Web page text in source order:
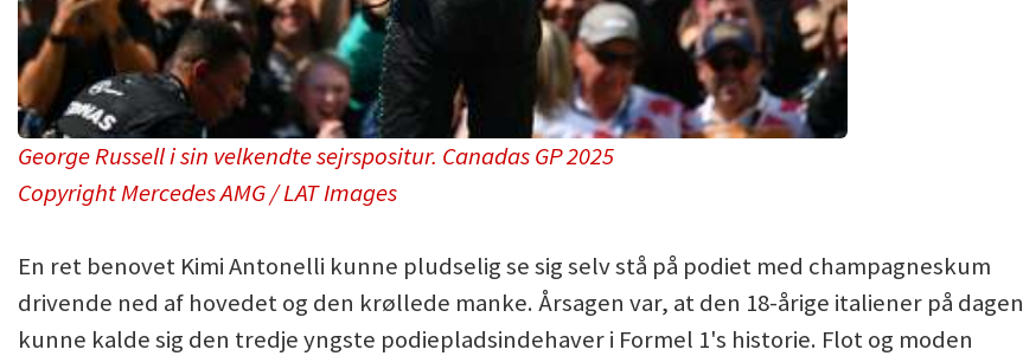
George Russell i sin velkendte sejrspositur. Canadas GP 2025
Copyright Mercedes AMG / LAT Images
En ret benovet Kimi Antonelli kunne pludselig se sig selv stå på podiet med champagneskum
drivende ned af hovedet og den krøllede manke. Årsagen var, at den 18-årige italiener på dagen
kunne kalde sig den tredje yngste podiepladsindehaver i Formel 1's historie. Flot og moden